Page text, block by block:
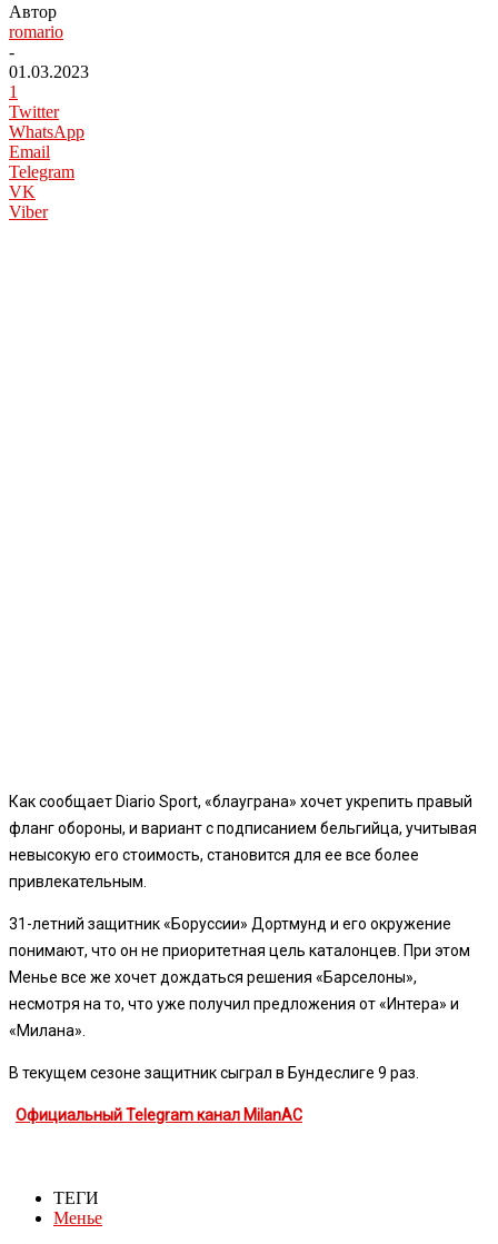
Автор
romario
-
01.03.2023
1
Twitter
WhatsApp
Email
Telegram
VK
Viber
Как сообщает Diario Sport, «блауграна» хочет укрепить правый
фланг обороны, и вариант с подписанием бельгийца, учитывая
невысокую его стоимость, становится для ее все более
привлекательным.
31-летний защитник «Боруссии» Дортмунд и его окружение
понимают, что он не приоритетная цель каталонцев. При этом
Менье все же хочет дождаться решения «Барселоны»,
несмотря на то, что уже получил предложения от «Интера» и
«Милана».
В текущем сезоне защитник сыграл в Бундеслиге 9 раз.
Официальный Telegram канал MilanAC
ТЕГИ
Менье